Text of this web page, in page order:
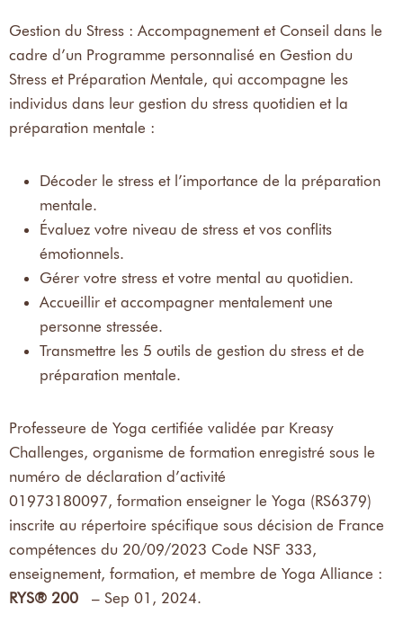
Gestion du Stress : Accompagnement et Conseil dans le
cadre d’un Programme personnalisé en Gestion du
Stress et Préparation Mentale, qui accompagne les
individus dans leur gestion du stress quotidien et la
préparation mentale :
Décoder le stress et l’importance de la préparation
mentale.
Évaluez votre niveau de stress et vos conflits
émotionnels.
Gérer votre stress et votre mental au quotidien.
Accueillir et accompagner mentalement une
personne stressée.
Transmettre les 5 outils de gestion du stress et de
préparation mentale.
Professeure de Yoga certifiée validée par Kreasy
Challenges, organisme de formation enregistré sous le
numéro de déclaration d’activité
01973180097, formation enseigner le Yoga (RS6379)
inscrite au répertoire spécifique sous décision de France
compétences du 20/09/2023 Code NSF 333,
enseignement, formation, et membre de Yoga Alliance :
RYS® 200
– Sep 01, 2024.